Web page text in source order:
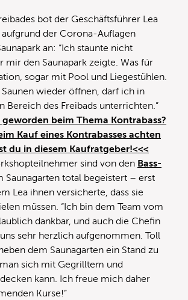
bot der Geschäftsführer Lea
der Corona-Auflagen
an: “Ich staunte nicht
mir den Saunapark zeigte. Was für
sogar mit Pool und Liegestühlen.
wieder öffnen, darf ich in
Bereich des Freibads unterrichten.”
beim Thema Kontrabass?
Kauf eines Kontrabasses achten
du in diesem Kaufratgeber!<<<
sind von den Bass-
Saunagarten total begeistert – erst
Lea ihnen versicherte, dass sie
müssen. “Ich bin dem Team vom
dankbar, und auch die Chefin
sehr herzlich aufgenommen. Toll
dem Saunagarten ein Stand zu
sich mit Gegrilltem und
kann. Ich freue mich daher
Kurse!”